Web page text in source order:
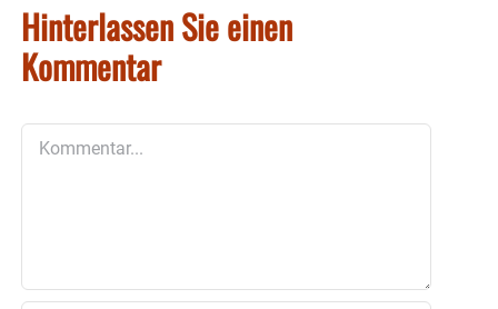
Hinterlassen Sie einen
Kommentar